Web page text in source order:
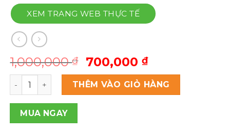
XEM TRANG WEB THỰC TẾ
1,000,000₫
Giá
gốc
là:
1,000,000 ₫.
700,000 ₫Giá
hiện
tại
là:
Theme wordpress tin tức 13 số lượng
THÊM VÀO GIỎ HÀNG
MUA NGAY